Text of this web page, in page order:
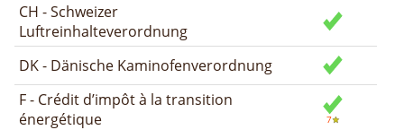
CH - Schweizer
Luftreinhalteverordnung
DK - Dänische Kaminofenverordnung
F - Crédit d’impôt à la transition
énergétique